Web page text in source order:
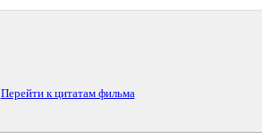
Перейти к цитатам фильма